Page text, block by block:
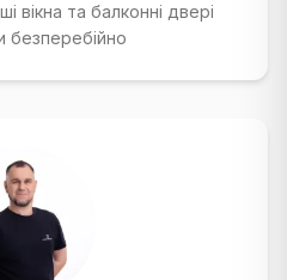
вікна та балконні двері
безперебійно